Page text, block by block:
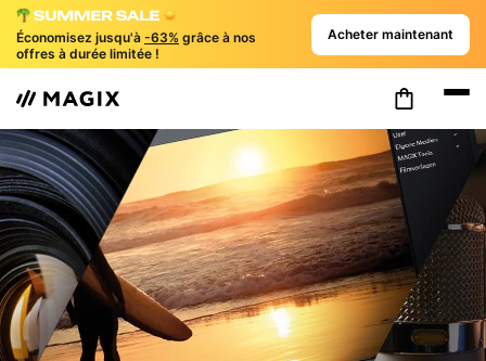
Économisez jusqu'à -63% grâce à nos
offres à durée limitée !
Acheter maintenant